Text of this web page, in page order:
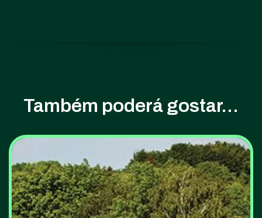
Também poderá gostar...